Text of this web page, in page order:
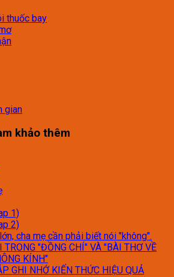
thuốc bay
gian
khảo thêm
1)
2)
cha mẹ cần phải biết nói "không".
"ĐỒNG CHÍ" VÀ "BÀI THƠ VỀ
KÍNH"
GHI NHỚ KIẾN THỨC HIỆU QUẢ